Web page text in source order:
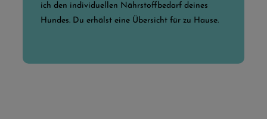
ich den individuellen Nährstoffbedarf deines
Hundes. Du erhälst eine Übersicht für zu Hause.